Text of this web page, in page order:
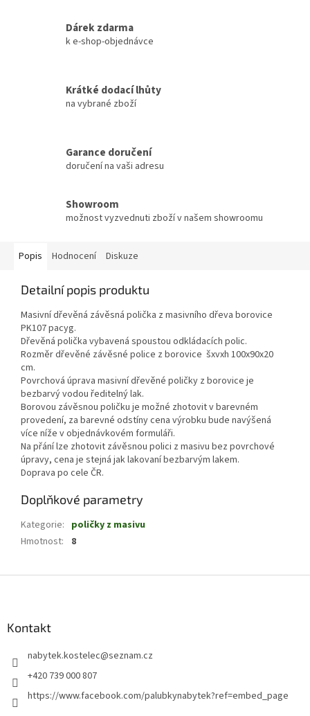
Dárek zdarma
k e-shop-objednávce
Krátké dodací lhůty
na vybrané zboží
Garance doručení
doručení na vaši adresu
Showroom
možnost vyzvednuti zboží v našem showroomu
Popis Hodnocení Diskuze
Detailní popis produktu
Masivní dřevěná závěsná polička z masivního dřeva borovice
PK107 pacyg.
Dřevěná polička vybavená spoustou odkládacích polic.
Rozměr dřevěné závěsné police z borovice šxvxh 100x90x20
cm.
Povrchová úprava masivní dřevěné poličky z borovice je
bezbarvý vodou ředitelný lak.
Borovou závěsnou poličku je možné zhotovit v barevném
provedení, za barevné odstíny cena výrobku bude navýšená
více níže v objednávkovém formuláři.
Na přání lze zhotovit závěsnou polici z masivu bez povrchové
úpravy, cena je stejná jak lakovaní bezbarvým lakem.
Doprava po cele ČR.
Doplňkové parametry
Kategorie: poličky z masivu
Hmotnost: 8
Kontakt
nabytek.kostelec@seznam.cz
+420 739 000 807
https://www.facebook.com/palubkynabytek?ref=embed_page